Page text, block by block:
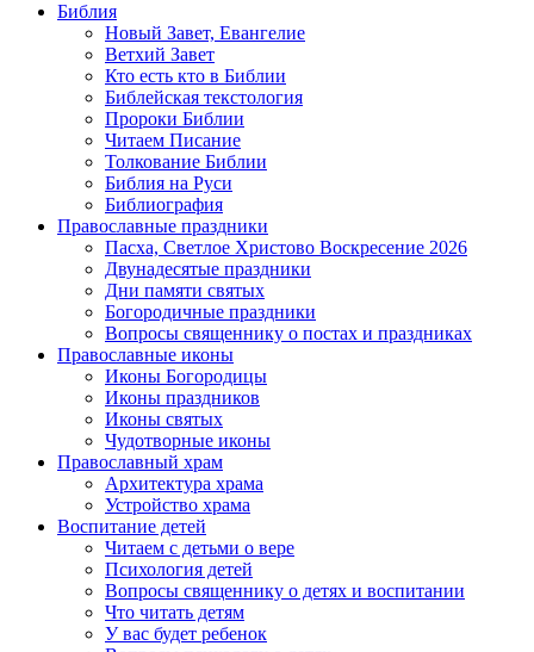
Библия
Новый Завет, Евангелие
Ветхий Завет
Кто есть кто в Библии
Библейская текстология
Пророки Библии
Читаем Писание
Толкование Библии
Библия на Руси
Библиография
Православные праздники
Пасха, Светлое Христово Воскресение 2026
Двунадесятые праздники
Дни памяти святых
Богородичные праздники
Вопросы священнику о постах и праздниках
Православные иконы
Иконы Богородицы
Иконы праздников
Иконы святых
Чудотворные иконы
Православный храм
Архитектура храма
Устройство храма
Воспитание детей
Читаем с детьми о вере
Психология детей
Вопросы священнику о детях и воспитании
Что читать детям
У вас будет ребенок